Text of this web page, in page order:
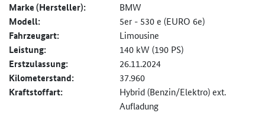
Marke (Hersteller):
BMW
Modell: 5er - 530 e (EURO 6e)
Fahrzeugart: Limousine
Leistung: 140 kW (190 PS)
Erstzulassung: 26.11.2024
Kilometerstand: 37.960
Kraftstoffart:
Hybrid (Benzin/Elektro) ext.
Aufladung